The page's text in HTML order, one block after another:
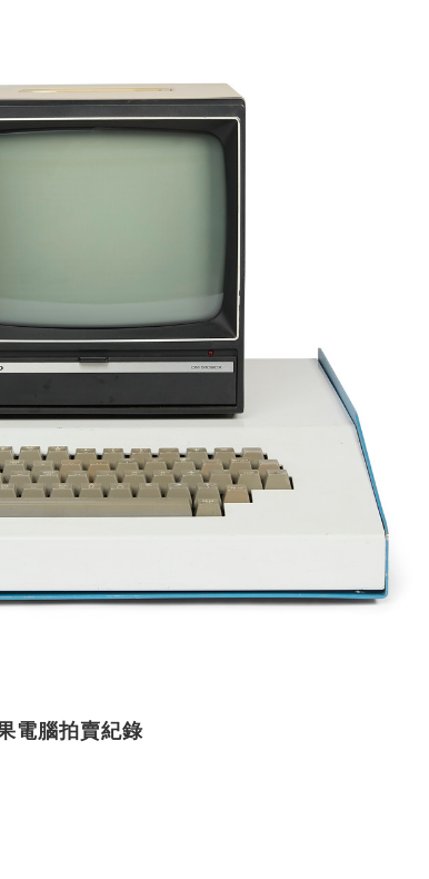
電腦拍賣紀錄